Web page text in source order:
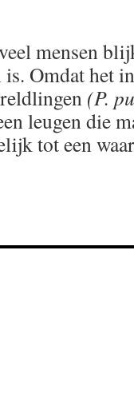
mensen
Omdat het
(P.
leugen die
tot een